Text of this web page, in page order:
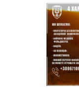
14:37
21 лип
11:28